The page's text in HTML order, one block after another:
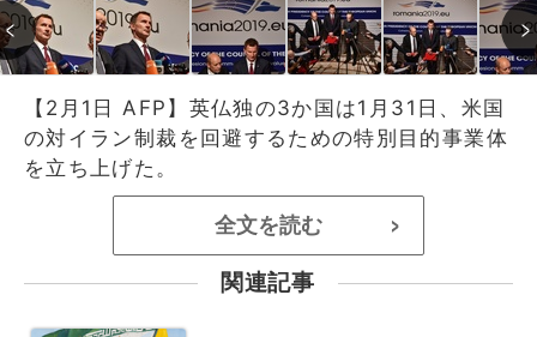
【2月1日 AFP】英仏独の3か国は1月31日、米国
の対イラン制裁を回避するための特別目的事業体
を立ち上げた。
全文を読む >
関連記事